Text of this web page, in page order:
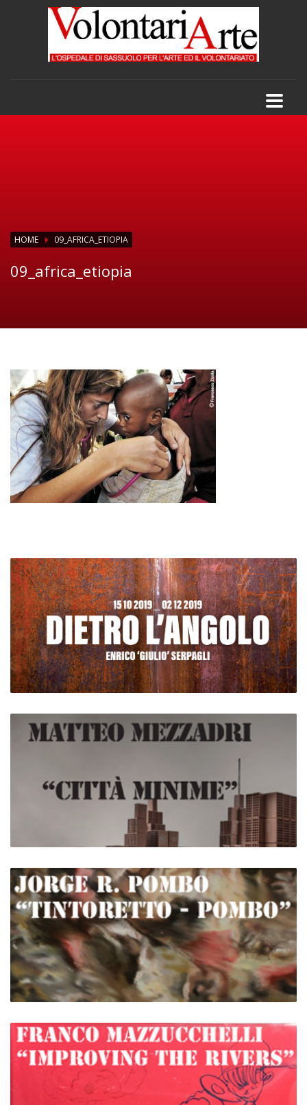
HOME 09_AFRICA_ETIOPIA
09_africa_etiopia